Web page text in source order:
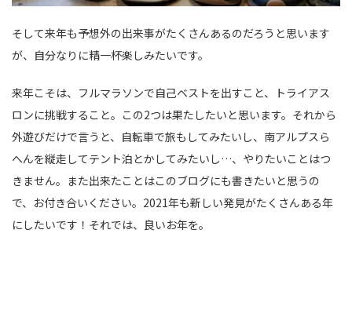
そして来年も予想外の出来事がたくさんあるのだろうと思います
が、自分なりに精一杯楽しみたいです。
来年こそは、フルマラソンで自己ベストを出すこと、トライアス
ロンに挑戦すること。この2つは果たしたいと思います。それから
外遊びだけで言うと、自転車で旅もしてみたいし、南アルプスら
へんを縦走してテント泊とかしてみたいし…、やりたいことはつ
きません。また出来たことはこのブログにも書きたいと思うの
で、お付き合いください。2021年も新しい発見がたくさんある年
にしたいです！それでは、良いお年を。